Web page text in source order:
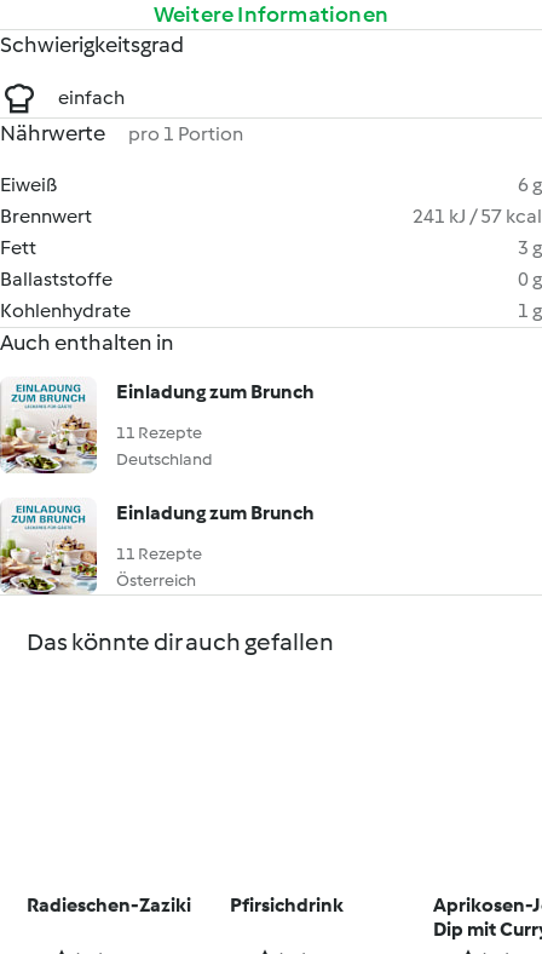
Weitere Informationen
Schwierigkeitsgrad
einfach
Nährwerte pro 1 Portion
Eiweiß
6 g
Brennwert
241 kJ / 57 kcal
Fett
3 g
Ballaststoffe
0 g
Kohlenhydrate
1 g
Auch enthalten in
Einladung zum Brunch
11 Rezepte
Deutschland
Einladung zum Brunch
11 Rezepte
Österreich
Das könnte dir auch gefallen
Radieschen-Zaziki Pfirsichdrink
Aprikosen-
Dip mit